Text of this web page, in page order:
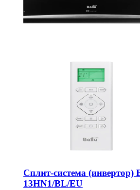
Сплит-система (инвертор)
13HN1/BL/EU